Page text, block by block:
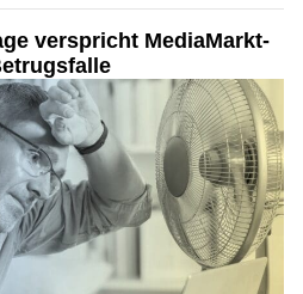
verspricht MediaMarkt-